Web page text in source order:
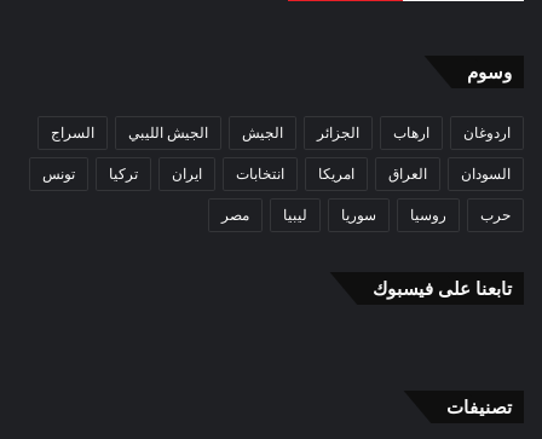
وسوم
اردوغان ارهاب الجزائر الجيش الجيش الليبي السراج
السودان العراق امريكا انتخابات ايران تركيا تونس
حرب روسيا سوريا ليبيا مصر
تابعنا على فيسبوك
تصنيفات